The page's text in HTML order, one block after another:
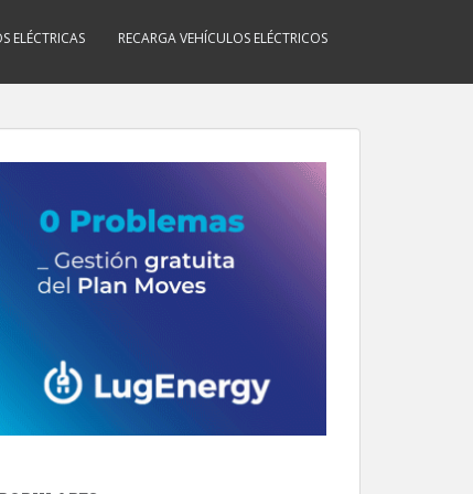
ELÉCTRICAS RECARGA VEHÍCULOS ELÉCTRICOS